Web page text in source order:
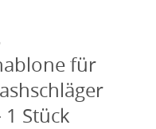
für
Stück